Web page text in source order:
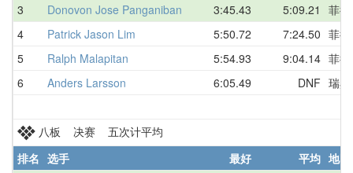
3
Donovon Jose Panganiban 3:45.43 5:09.21
菲
4
Patrick Jason Lim 5:50.72 7:24.50 菲
5
Ralph Malapitan 5:54.93 9:04.14 菲
6
Anders Larsson 6:05.49 DNF 瑞典
八板 决赛 五次计平均
排名 选手 最好 平均 地区